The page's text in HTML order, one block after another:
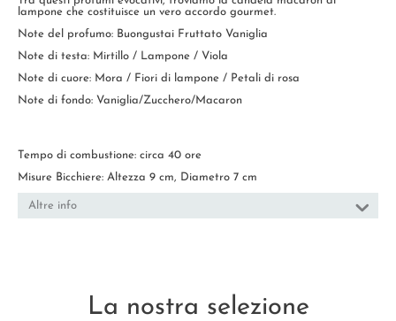
lampone che costituisce un vero accordo gourmet.
Note del profumo: Buongustai Fruttato Vaniglia
Note di testa: Mirtillo / Lampone / Viola
Note di cuore: Mora / Fiori di lampone / Petali di rosa
Note di fondo: Vaniglia/Zucchero/Macaron
Tempo di combustione: circa 40 ore
Misure Bicchiere: Altezza 9 cm, Diametro 7 cm
Altre info
La nostra selezione